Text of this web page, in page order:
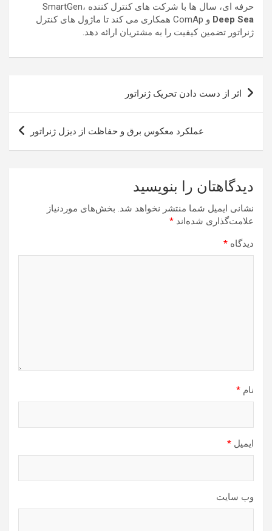
حرفه ای، سال ها با شرکت های کنترل کننده SmartGen،
Deep Sea
و ComAp همکاری می کند تا ماژول های کنترل
ژنراتور تضمین کیفیت را به مشتریان ارائه دهد.
راهبری
نوشته
اثر از دست دادن تحریک ژنراتور
عملکرد معکوس برق و حفاظت از دیزل ژنراتور
دیدگاهتان را بنویسید
نشانی ایمیل شما منتشر نخواهد شد. بخش‌های موردنیاز
علامت‌گذاری شده‌اند *
دیدگاه *
نام *
ایمیل *
وب‌ سایت